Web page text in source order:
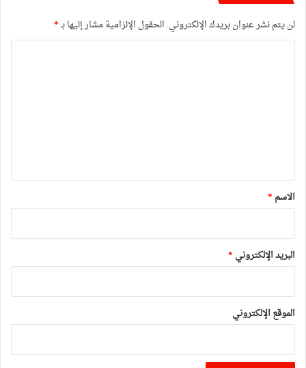
لن يتم نشر عنوان بريدك الإلكتروني. الحقول الإلزامية مشار إليها بـ*
*
الاسم *
البريد الإلكتروني *
الموقع الإلكتروني